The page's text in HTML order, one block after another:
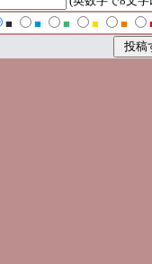
■ ■ ■ ■ ■